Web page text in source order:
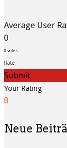
Average User
0
0 votes
Rate
Submit
Your Rating
0
Neue